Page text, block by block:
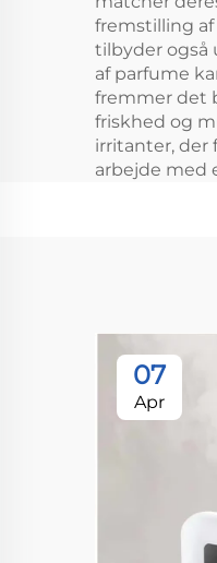
fremstilling
tilbyder også
af parfume
fremmer det
friskhed og
irritanter, der
arbejde med
07
Apr